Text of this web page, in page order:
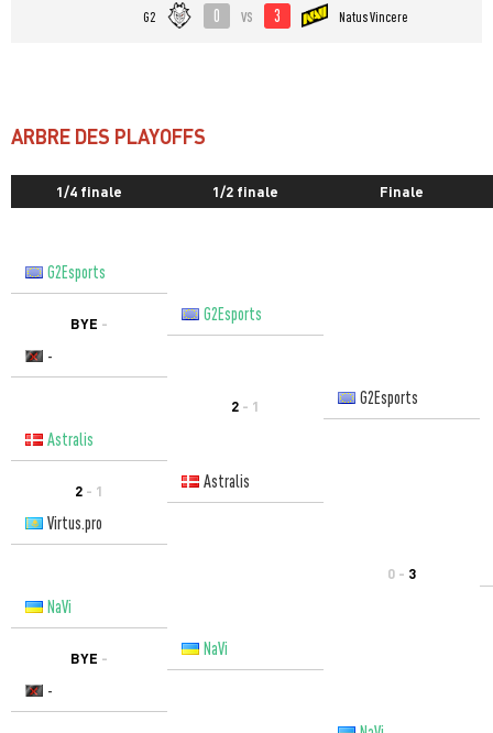
G2 0 vs 3 Natus Vincere
ARBRE DES PLAYOFFS
1/4 finale 1/2 finale Finale
G2Esports
BYE -
G2Esports
-
2 - 1
G2Esports
Astralis
2 - 1
Astralis
Virtus.pro
0 - 3
NaVi
BYE -
NaVi
-